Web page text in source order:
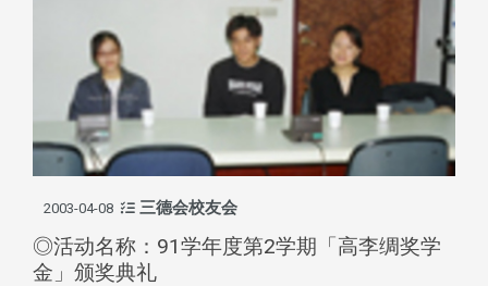
2003-04-08 三德会校友会
◎活动名称：91学年度第2学期「高李绸奖学
金」颁奖典礼